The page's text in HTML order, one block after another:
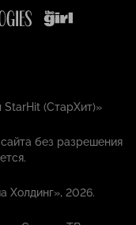
(СтарХит)»
без разрешения
Холдинг», 2026.